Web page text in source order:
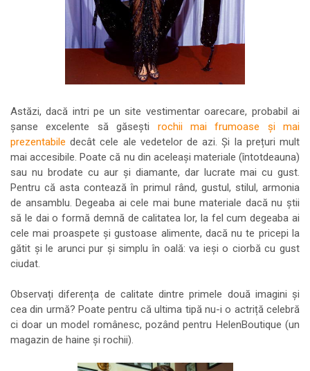
Astăzi, dacă intri pe un site vestimentar oarecare, probabil ai
șanse excelente să găsești rochii mai frumoase și mai
prezentabile decât cele ale vedetelor de azi. Și la prețuri mult
mai accesibile. Poate că nu din aceleași materiale (întotdeauna)
sau nu brodate cu aur și diamante, dar lucrate mai cu gust.
Pentru că asta contează în primul rând, gustul, stilul, armonia
de ansamblu. Degeaba ai cele mai bune materiale dacă nu știi
să le dai o formă demnă de calitatea lor, la fel cum degeaba ai
cele mai proaspete și gustoase alimente, dacă nu te pricepi la
gătit și le arunci pur și simplu în oală: va ieși o ciorbă cu gust
ciudat.
Observați diferența de calitate dintre primele două imagini și
cea din urmă? Poate pentru că ultima tipă nu-i o actriță celebră
ci doar un model românesc, pozând pentru HelenBoutique (un
magazin de haine și rochii).